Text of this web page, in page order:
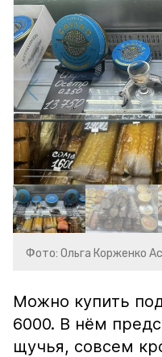
Фото: Ольга Корженко
Можно купить
6000. В нём
щучья, совсем